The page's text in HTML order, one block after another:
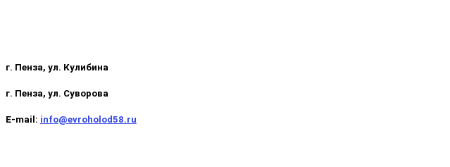
г. Пенза, ул. Кулибина
г. Пенза, ул. Суворова
E-mail: info@evroholod58.ru